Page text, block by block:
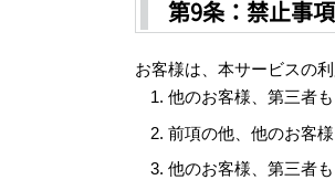
第9条：禁止事項
お客様は、本サービスの
他のお客様、第三者
前項の他、他のお客
他のお客様、第三者